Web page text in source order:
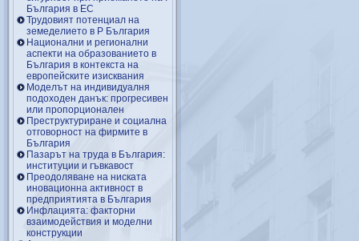
България в ЕС
Трудовият потенциал на
земеделието в Р България
Национални и регионални
аспекти на образованието в
България в контекста на
европейските изисквания
Моделът на индивидуалня
подоходен данък: прогресивен
или пропорционален
Преструктуриране и социална
отговорност на фирмите в
България
Пазарът на труда в България:
институции и гъвкавост
Преодоляване на ниската
иновационна активност в
предприятията в България
Инфлацията: факторни
взаимодействия и моделни
конструкции